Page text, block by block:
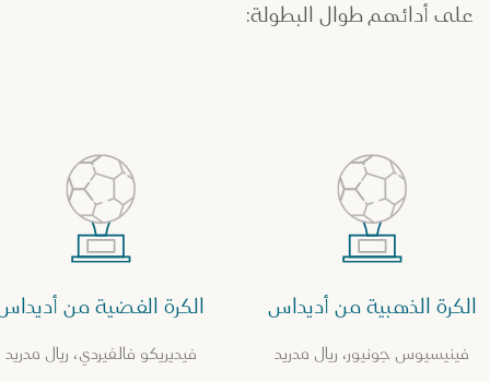
على أدائهم طوال البطولة:
الكرة الذهبية من أديداس
فينيسيوس جونيور، ريال مدريد
الكرة الفضية من
فيديريكو فالفيردي، ريال مدريد